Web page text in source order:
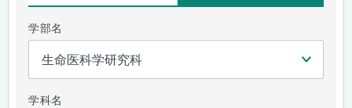
学部名
学科名